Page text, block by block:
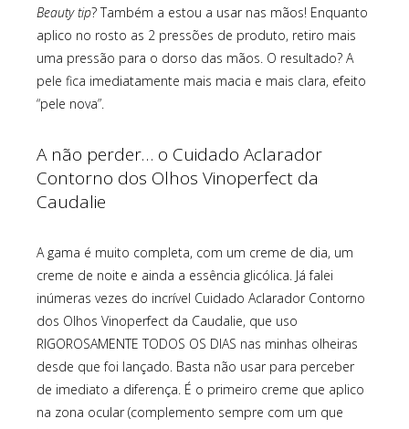
Beauty tip? Também a estou a usar nas mãos! Enquanto
aplico no rosto as 2 pressões de produto, retiro mais
uma pressão para o dorso das mãos. O resultado? A
pele fica imediatamente mais macia e mais clara, efeito
“pele nova”.
A não perder… o Cuidado Aclarador
Contorno dos Olhos Vinoperfect da
Caudalie
A gama é muito completa, com um creme de dia, um
creme de noite e ainda a essência glicólica. Já falei
inúmeras vezes do incrível Cuidado Aclarador Contorno
dos Olhos Vinoperfect da Caudalie, que uso
RIGOROSAMENTE TODOS OS DIAS nas minhas olheiras
desde que foi lançado. Basta não usar para perceber
de imediato a diferença. É o primeiro creme que aplico
na zona ocular (complemento sempre com um que